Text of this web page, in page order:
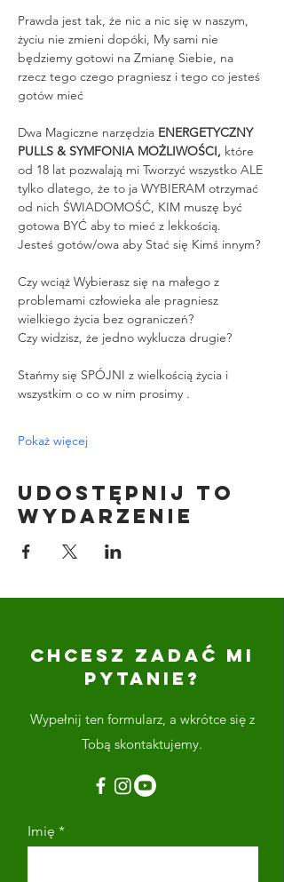
Prawda jest tak, że nic a nic się w naszym,
życiu nie zmieni dopóki, My sami nie
będziemy gotowi na Zmianę Siebie, na
rzecz tego czego pragniesz i tego co jesteś
gotów mieć
Dwa Magiczne narzędzia ENERGETYCZNY
PULLS & SYMFONIA MOŻLIWOŚCI, które
od 18 lat pozwalają mi Tworzyć wszystko ALE
tylko dlatego, że to ja WYBIERAM otrzymać
od nich ŚWIADOMOŚĆ, KIM muszę być
gotowa BYĆ aby to mieć z lekkością.
Jesteś gotów/owa aby Stać się Kimś innym?
Czy wciąż Wybierasz się na małego z
problemami człowieka ale pragniesz
wielkiego życia bez ograniczeń?
Czy widzisz, że jedno wyklucza drugie?
Stańmy się SPÓJNI z wielkością życia i
wszystkim o co w nim prosimy .
Pokaż więcej
Udostępnij to
wydarzenie
CHCESZ ZADAĆ MI
PYTANIE?
Wypełnij ten formularz, a wkrótce się z
Tobą skontaktujemy.
Imię